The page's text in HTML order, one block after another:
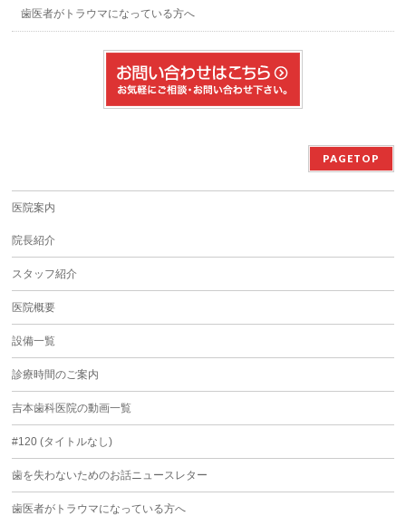
歯医者がトラウマになっている方へ
PAGETOP
医院案内
院長紹介
スタッフ紹介
医院概要
設備一覧
診療時間のご案内
吉本歯科医院の動画一覧
#120 (タイトルなし)
歯を失わないためのお話ニュースレター
歯医者がトラウマになっている方へ